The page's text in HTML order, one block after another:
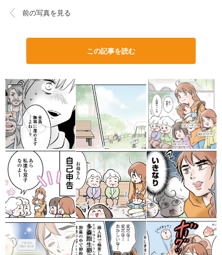
前の写真を見る
この記事を読む